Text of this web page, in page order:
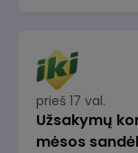
prieš 17 val.
Užsakymų
mėsos